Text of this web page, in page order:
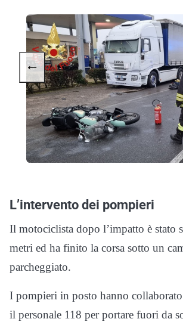
←
L’intervento dei pompieri
Il motociclista dopo l’impatto è stato
metri ed ha finito la corsa sotto un
parcheggiato.
I pompieri in posto hanno
il personale 118 per portare fuori da